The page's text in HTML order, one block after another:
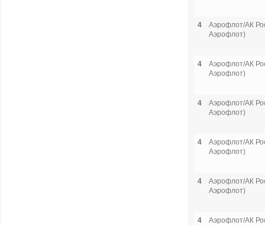
4
Аэрофлот/АК
Аэрофлот)
4
Аэрофлот/АК
Аэрофлот)
4
Аэрофлот/АК
Аэрофлот)
4
Аэрофлот/АК
Аэрофлот)
4
Аэрофлот/АК
Аэрофлот)
4
Аэрофлот/АК